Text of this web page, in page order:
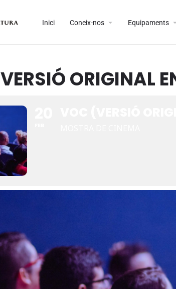
Inici Coneix-nos arrow_drop_down Equipaments arrow_drop_down
ORIGINAL